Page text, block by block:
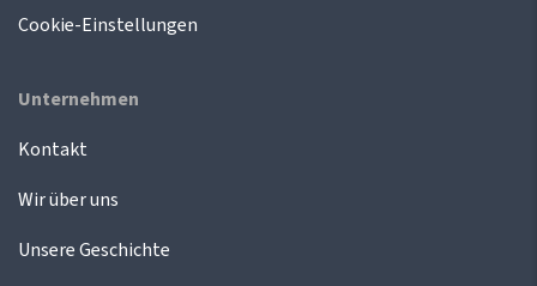
Cookie-Einstellungen
Unternehmen
Kontakt
Wir über uns
Unsere Geschichte